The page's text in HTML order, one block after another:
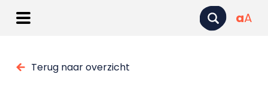
aA
Terug naar overzicht